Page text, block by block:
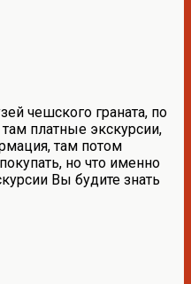
чешского граната, по
платные экскурсии,
там потом
но что именно
Вы будите знать